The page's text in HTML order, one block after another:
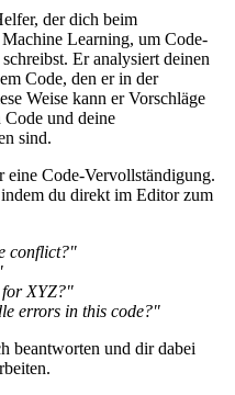
der dich beim
Learning, um Code-
Er analysiert deinen
Code, den er in der
Weise kann er Vorschläge
Code und deine
sind.
Code-Vervollständigung.
du direkt im Editor zum
conflict?"
for XYZ?"
errors in this code?"
beantworten und dir dabei